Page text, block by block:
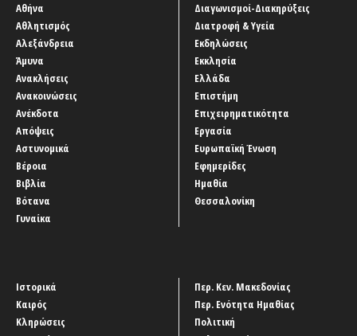
Αθήνα
Αθλητισμός
Αλεξάνδρεια
Άμυνα
Ανακλήσεις
Ανακοινώσεις
Ανέκδοτα
Απόψεις
Αστυνομικά
Βέροια
Βιβλία
Βότανα
Γυναίκα
Διαγωνισμοί-Διακηρύξεις
Διατροφή & Υγεία
Εκδηλώσεις
Εκκλησία
Ελλάδα
Επιστήμη
Επιχειρηματικότητα
Εργασία
Ευρωπαϊκή Ένωση
Εφημερίδες
Ημαθία
Θεσσαλονίκη
Ιστορικά
Καιρός
Κληρώσεις
Περ. Κεν. Μακεδονίας
Περ. Ενότητα Ημαθίας
Πολιτική